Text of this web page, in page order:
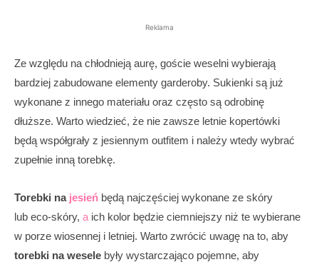
Reklama
Ze względu na chłodnieją aurę, goście weselni wybierają
bardziej zabudowane elementy garderoby. Sukienki są już
wykonane z innego materiału oraz często są odrobinę
dłuższe. Warto wiedzieć, że nie zawsze letnie kopertówki
będą współgrały z jesiennym outfitem i należy wtedy wybrać
zupełnie inną torebkę.
Torebki na jesień będą najczęściej wykonane ze skóry
lub eco-skóry, a ich kolor będzie ciemniejszy niż te wybierane
w porze wiosennej i letniej. Warto zwrócić uwagę na to, aby
torebki na wesele były wystarczająco pojemne, aby